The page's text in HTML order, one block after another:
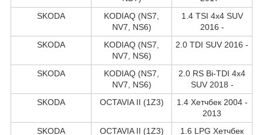
SKODA
KODIAQ (NS7,
NV7, NS6)
1.4 TSI 4x4 SUV
2016 -
SKODA
KODIAQ (NS7,
NV7, NS6)
2.0 TDI SUV 2016 -
SKODA
KODIAQ (NS7,
NV7, NS6)
2.0 RS Bi-TDI 4x4
SUV 2018 -
SKODA
OCTAVIA II (1Z3)
1.4 Хетчбек 2004 -
2013
SKODA
OCTAVIA II (1Z3)
1.6 LPG Хетчбек